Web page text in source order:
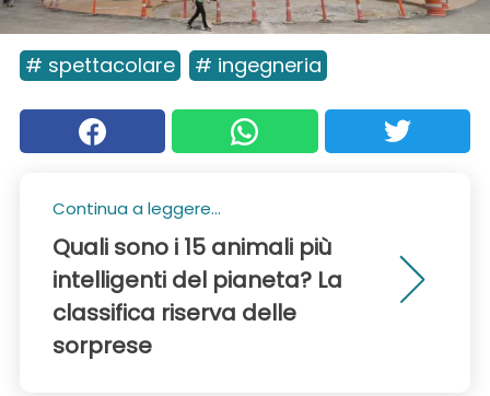
# spettacolare # ingegneria
Continua a leggere...
Quali sono i 15 animali più
intelligenti del pianeta? La
classifica riserva delle
sorprese